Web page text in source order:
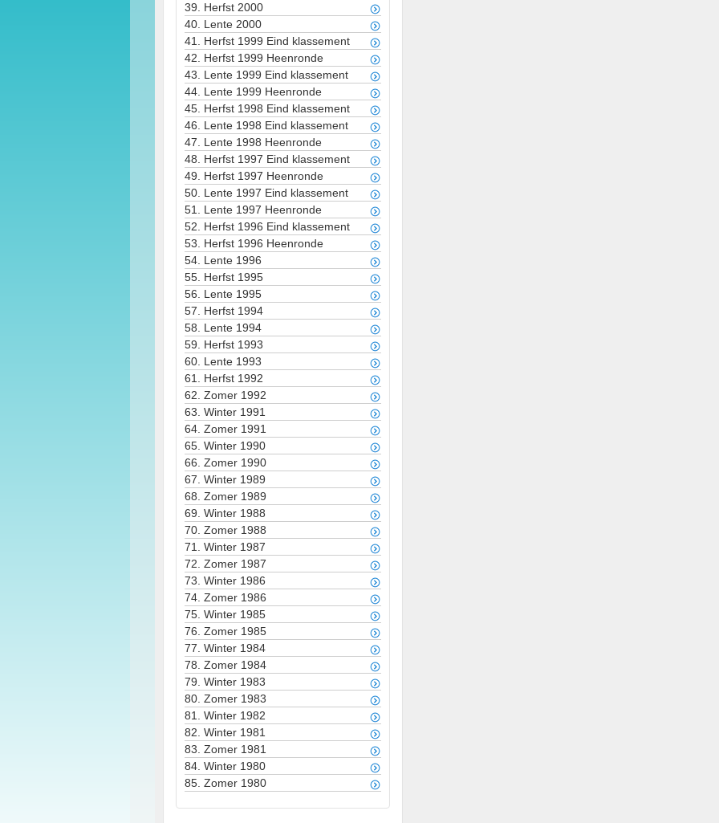
39. Herfst 2000
40. Lente 2000
41. Herfst 1999 Eind klassement
42. Herfst 1999 Heenronde
43. Lente 1999 Eind klassement
44. Lente 1999 Heenronde
45. Herfst 1998 Eind klassement
46. Lente 1998 Eind klassement
47. Lente 1998 Heenronde
48. Herfst 1997 Eind klassement
49. Herfst 1997 Heenronde
50. Lente 1997 Eind klassement
51. Lente 1997 Heenronde
52. Herfst 1996 Eind klassement
53. Herfst 1996 Heenronde
54. Lente 1996
55. Herfst 1995
56. Lente 1995
57. Herfst 1994
58. Lente 1994
59. Herfst 1993
60. Lente 1993
61. Herfst 1992
62. Zomer 1992
63. Winter 1991
64. Zomer 1991
65. Winter 1990
66. Zomer 1990
67. Winter 1989
68. Zomer 1989
69. Winter 1988
70. Zomer 1988
71. Winter 1987
72. Zomer 1987
73. Winter 1986
74. Zomer 1986
75. Winter 1985
76. Zomer 1985
77. Winter 1984
78. Zomer 1984
79. Winter 1983
80. Zomer 1983
81. Winter 1982
82. Winter 1981
83. Zomer 1981
84. Winter 1980
85. Zomer 1980